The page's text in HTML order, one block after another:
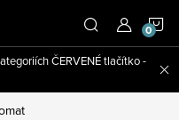
ČERVENÉ tlačítko -